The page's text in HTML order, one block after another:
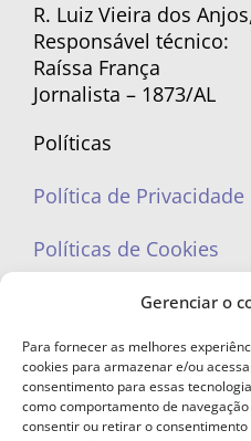
Gerenciar o
Para fornecer as melhores
cookies para armazenar e/ou
consentimento para essas
como comportamento de
consentir ou retirar o
R. Luiz Vieira dos
Responsável técnico:
Raíssa França
Jornalista – 1873/AL
Políticas
Política de Privacidade
Políticas de Cookies